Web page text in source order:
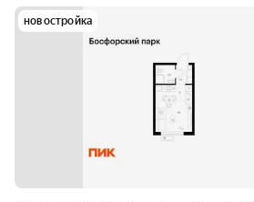
новостройка